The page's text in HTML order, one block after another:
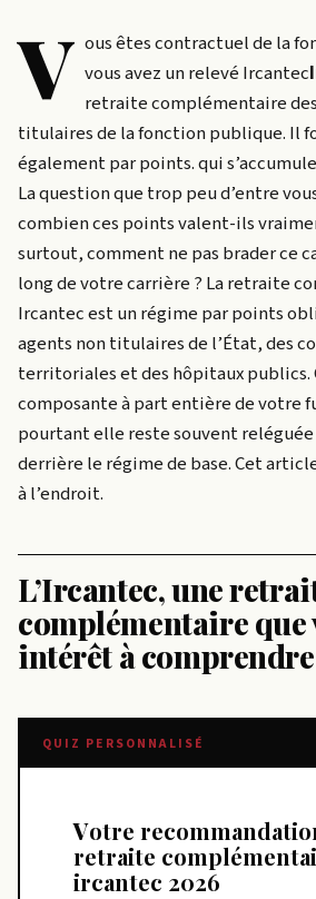
V ous êtes contractuel de la
vous avez un relevé Ircantec
retraite complémentaire
titulaires de la fonction publique. Il
également par points.qui
La question que trop peu d’entre
combien ces points valent-ils
surtout, comment ne pas brader ce
long de votre carrière ? La retraite
Ircantec est un régime par points
agents non titulaires de l’État, des
territoriales et des hôpitaux publics.
composante à part entière de votre
pourtant elle reste souvent reléguée
derrière le régime de base. Cet
à l’endroit.
L’Ircantec, une
complémentaire que
intérêt à comprendre
QUIZ PERSONNALISÉ
Votre recommandation sur
retraite
ircantec 2026